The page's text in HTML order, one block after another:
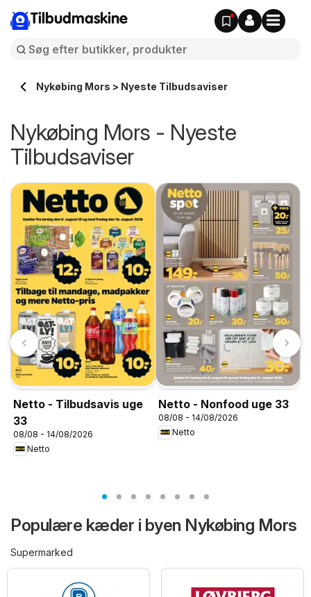
Tilbudmaskine
Nykøbing Mors > Nyeste Tilbudsaviser
Nykøbing Mors - Nyeste
Tilbudsaviser
Netto - Tilbudsavis uge
33
08/08 - 14/08/2026
Netto
Netto - Nonfood uge 33
08/08 - 14/08/2026
Netto
Populære kæder i byen Nykøbing Mors
Supermarked